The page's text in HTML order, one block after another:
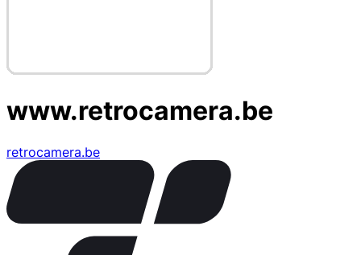
www.retrocamera.be
retrocamera.be